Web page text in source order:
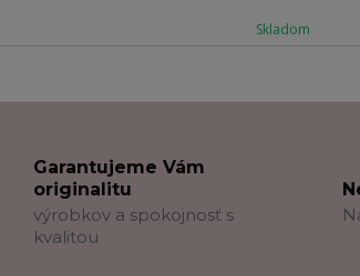
Skladom
Garantujeme Vám
originalitu
výrobkov a spokojnosť s
kvalitou